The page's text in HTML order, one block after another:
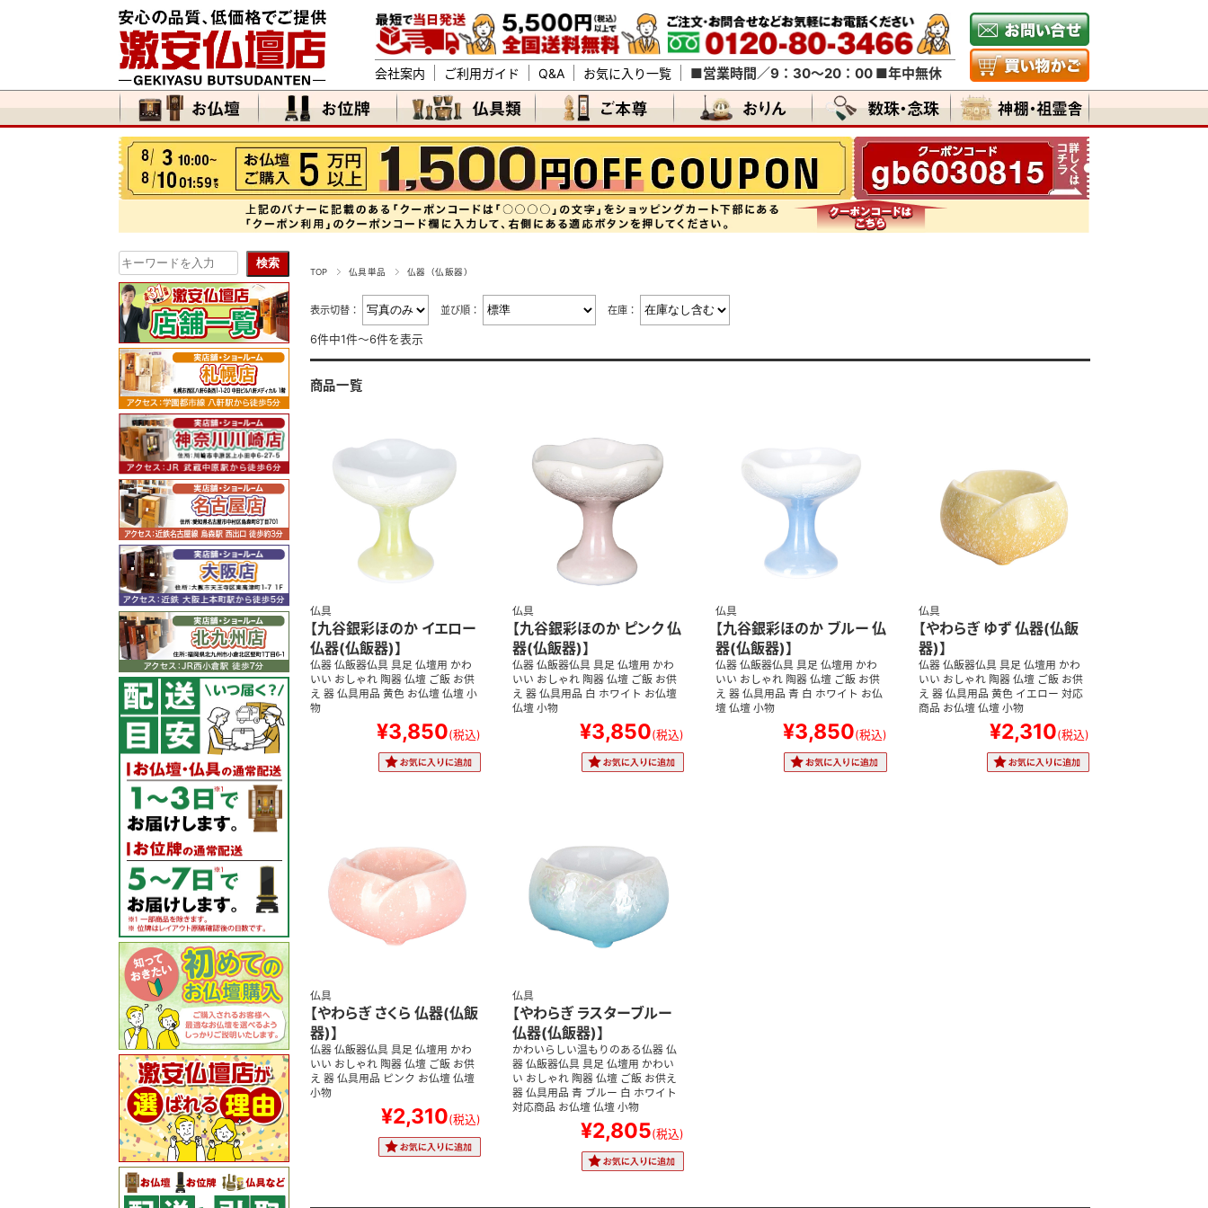
会社案内 ご利用ガイド Q&A お気に入り一覧 ■営業時間／9：30～20：00 ■年中無休
TOP 仏具単品 仏器（仏飯器）
表示切替： 並び順： 在庫：
6件中1件～6件を表示
商品一覧
仏具
【九谷銀彩ほのか イエロー
仏器(仏飯器)】
仏器 仏飯器仏具 具足 仏壇用 かわ
いい おしゃれ 陶器 仏壇 ご飯 お供
え 器 仏具用品 黄色 お仏壇 仏壇 小
物
¥3,850(税込)
仏具
【九谷銀彩ほのか ピンク 仏
器(仏飯器)】
仏器 仏飯器仏具 具足 仏壇用 かわ
いい おしゃれ 陶器 仏壇 ご飯 お供
え 器 仏具用品 白 ホワイト お仏壇
仏壇 小物
¥3,850(税込)
仏具
【九谷銀彩ほのか ブルー 仏
器(仏飯器)】
仏器 仏飯器仏具 具足 仏壇用 かわ
いい おしゃれ 陶器 仏壇 ご飯 お供
え 器 仏具用品 青 白 ホワイト お仏
壇 仏壇 小物
¥3,850(税込)
仏具
【やわらぎ ゆず 仏器(仏飯
器)】
仏器 仏飯器仏具 具足 仏壇用 かわ
いい おしゃれ 陶器 仏壇 ご飯 お供
え 器 仏具用品 黄色 イエロー 対応
商品 お仏壇 仏壇 小物
¥2,310(税込)
仏具
【やわらぎ さくら 仏器(仏飯
器)】
仏器 仏飯器仏具 具足 仏壇用 かわ
いい おしゃれ 陶器 仏壇 ご飯 お供
え 器 仏具用品 ピンク お仏壇 仏壇
小物
¥2,310(税込)
仏具
【やわらぎ ラスターブルー
仏器(仏飯器)】
かわいらしい温もりのある仏器 仏
器 仏飯器仏具 具足 仏壇用 かわい
い おしゃれ 陶器 仏壇 ご飯 お供え
器 仏具用品 青 ブルー 白 ホワイト
対応商品 お仏壇 仏壇 小物
¥2,805(税込)